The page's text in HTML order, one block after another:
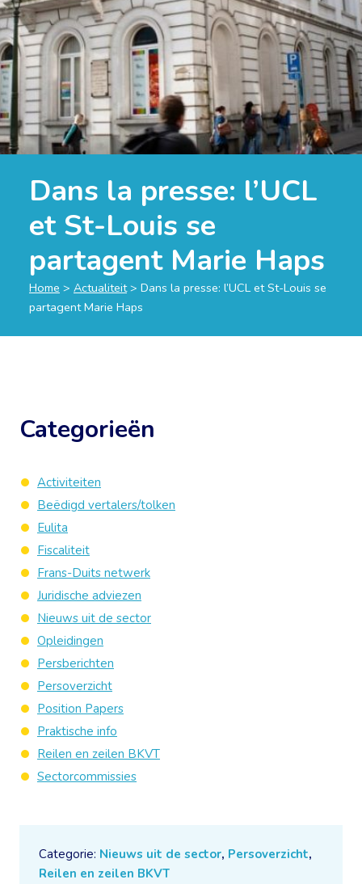
Dans la presse: l’UCL
et St-Louis se
partagent Marie Haps
Home > Actualiteit> Dans la presse: l’UCL et St-Louis se
partagent Marie Haps
Categorie: Nieuws uit de sector, Persoverzicht,
Reilen en zeilen BKVT
Categorieën
Activiteiten
Beëdigd vertalers/tolken
Eulita
Fiscaliteit
Frans-Duits netwerk
Juridische adviezen
Nieuws uit de sector
Opleidingen
Persberichten
Persoverzicht
Position Papers
Praktische info
Reilen en zeilen BKVT
Sectorcommissies